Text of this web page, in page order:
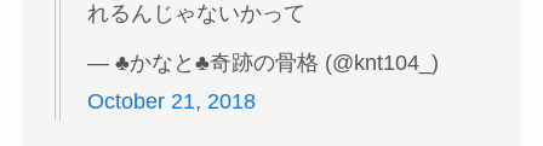
れるんじゃないかって
— ♣︎かなと♣︎奇跡の骨格 (@knt104_)
October 21, 2018